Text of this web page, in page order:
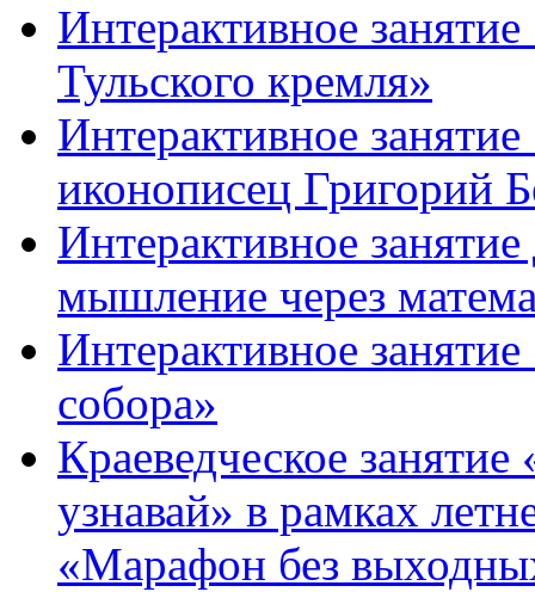
Интерактивное
Тульского кремля»
Интерактивное
иконописец Григорий
Интерактивное
мышление через
Интерактивное
собора»
Краеведческое
узнавай» в рамках
«Марафон без